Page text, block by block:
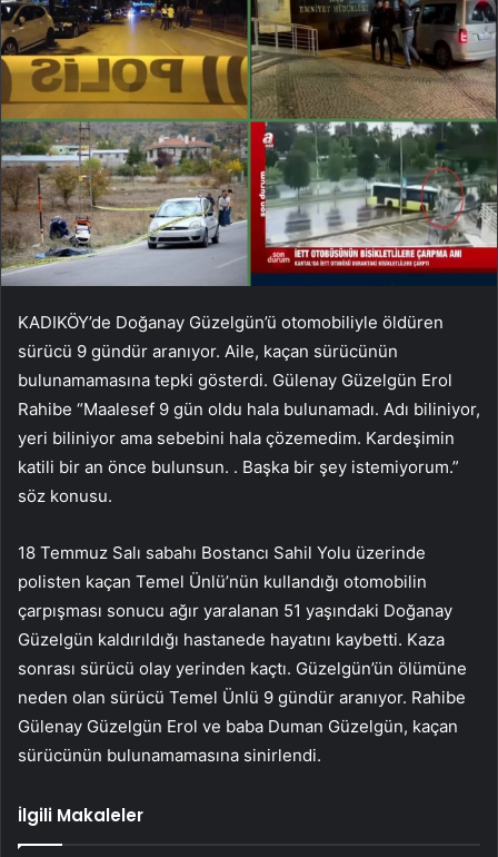
KADIKÖY’de Doğanay Güzelgün’ü otomobiliyle öldüren
sürücü 9 gündür aranıyor. Aile, kaçan sürücünün
bulunamamasına tepki gösterdi. Gülenay Güzelgün Erol
Rahibe “Maalesef 9 gün oldu hala bulunamadı. Adı biliniyor,
yeri biliniyor ama sebebini hala çözemedim. Kardeşimin
katili bir an önce bulunsun. . Başka bir şey istemiyorum.”
söz konusu.
18 Temmuz Salı sabahı Bostancı Sahil Yolu üzerinde
polisten kaçan Temel Ünlü’nün kullandığı otomobilin
çarpışması sonucu ağır yaralanan 51 yaşındaki Doğanay
Güzelgün kaldırıldığı hastanede hayatını kaybetti. Kaza
sonrası sürücü olay yerinden kaçtı. Güzelgün’ün ölümüne
neden olan sürücü Temel Ünlü 9 gündür aranıyor. Rahibe
Gülenay Güzelgün Erol ve baba Duman Güzelgün, kaçan
sürücünün bulunamamasına sinirlendi.
İlgili Makaleler